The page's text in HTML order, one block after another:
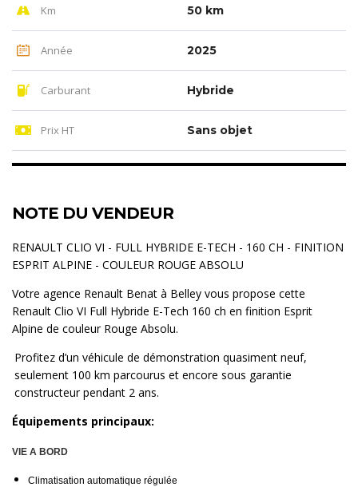
Km 50 km
Année 2025
Carburant Hybride
Prix HT Sans objet
NOTE DU VENDEUR
RENAULT CLIO VI - FULL HYBRIDE E-TECH - 160 CH - FINITION
ESPRIT ALPINE - COULEUR ROUGE ABSOLU
Votre agence Renault Benat à Belley vous propose cette
Renault Clio VI Full Hybride E-Tech 160 ch en finition Esprit
Alpine de couleur Rouge Absolu.
Profitez d’un véhicule de démonstration quasiment neuf,
seulement 100 km parcourus et encore sous garantie
constructeur pendant 2 ans.
Équipements principaux:
VIE A BORD
Climatisation automatique régulée